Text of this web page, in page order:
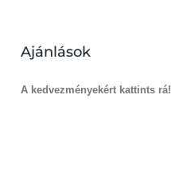
Ajánlások
A kedvezményekért kattints rá!